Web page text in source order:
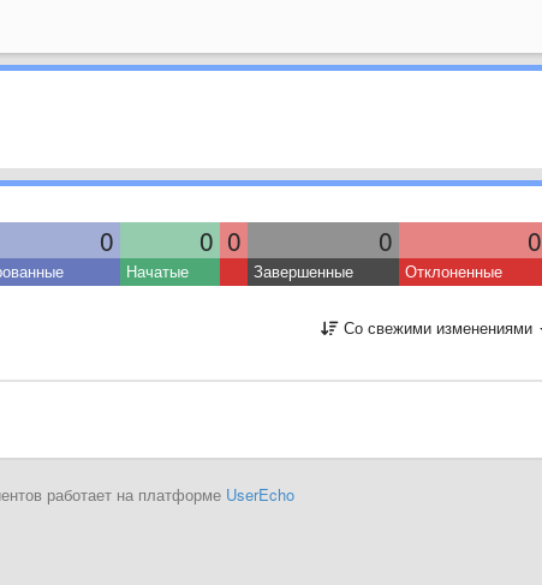
0 0 0 0 0
Начатые Завершенные Отклоненные
Со свежими изменениями
работает на платформе UserEcho